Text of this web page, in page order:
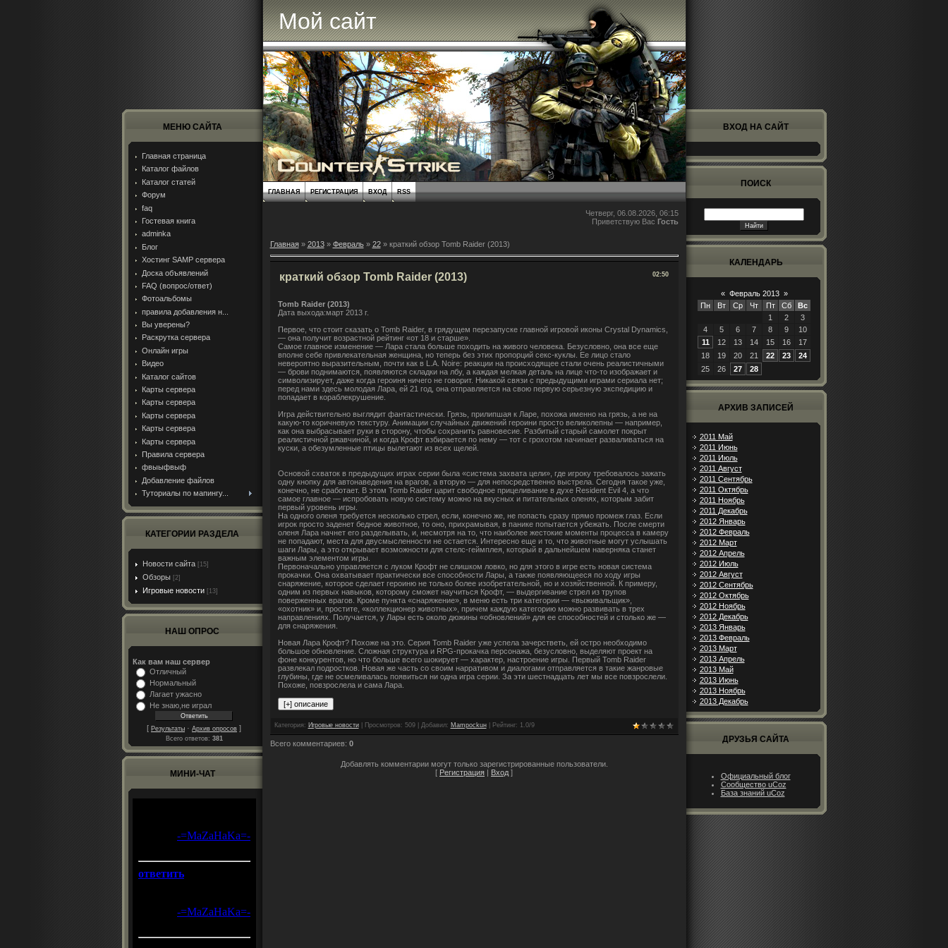
МЕНЮ САЙТА
Главная страница
Каталог файлов
Каталог статей
Форум
faq
Гостевая книга
adminka
Блог
Хостинг SAMP сервера
Доска объявлений
FAQ (вопрос/ответ)
Фотоальбомы
правила добавления н...
Вы уверены?
Раскрутка сервера
Онлайн игры
Видео
Каталог сайтов
Карты сервера
Карты сервера
Карты сервера
Карты сервера
Карты сервера
Правила сервера
фвыыфвыф
Добавление файлов
Туториалы по мапингу...
КАТЕГОРИИ РАЗДЕЛА
Новости сайта [15]
Обзоры [2]
Игровые новости [13]
НАШ ОПРОС
Как вам наш сервер
Отличный
Нормальный
Лагает ужасно
Не знаю,не играл
[ Результаты · Архив опросов ]
Всего ответов: 381
МИНИ-ЧАТ
Мой сайт
ГЛАВНАЯ РЕГИСТРАЦИЯ ВХОД RSS
Четверг, 06.08.2026, 06:15
Приветствую Вас Гость
Главная» 2013 » Февраль » 22» краткий обзор Tomb Raider (2013)
02:50
краткий обзор Tomb Raider (2013)
Tomb Raider (2013)
Дата выхода:март 2013 г.
Первое, что стоит сказать о Tomb Raider, в грядущем перезапуске главной игровой иконы Crystal Dynamics,
— она получит возрастной рейтинг «от 18 и старше».
Самое главное изменение — Лара стала больше походить на живого человека. Безусловно, она все еще
вполне себе привлекательная женщина, но теперь без этих пропорций секс-куклы. Ее лицо стало
невероятно выразительным, почти как в L.A. Noire: реакции на происходящее стали очень реалистичными
— брови поднимаются, появляются складки на лбу, а каждая мелкая деталь на лице что-то изображает и
символизирует, даже когда героиня ничего не говорит. Никакой связи с предыдущими играми сериала нет;
перед нами здесь молодая Лара, ей 21 год, она отправляется на свою первую серьезную экспедицию и
попадает в кораблекрушение.
Игра действительно выглядит фантастически. Грязь, прилипшая к Ларе, похожа именно на грязь, а не на
какую-то коричневую текстуру. Анимации случайных движений героини просто великолепны — например,
как она выбрасывает руки в сторону, чтобы сохранить равновесие. Разбитый старый самолет покрыт
реалистичной ржавчиной, и когда Крофт взбирается по нему — тот с грохотом начинает разваливаться на
куски, а обезумленные птицы вылетают из всех щелей.
Основой схваток в предыдущих играх серии была «система захвата цели», где игроку требовалось зажать
одну кнопку для автонаведения на врагов, а вторую — для непосредственно выстрела. Сегодня такое уже,
конечно, не сработает. В этом Tomb Raider царит свободное прицеливание в духе Resident Evil 4, а что
самое главное — испробовать новую систему можно на вкусных и питательных оленях, которым забит
первый уровень игры.
На одного оленя требуется несколько стрел, если, конечно же, не попасть сразу прямо промеж глаз. Если
игрок просто заденет бедное животное, то оно, прихрамывая, в панике попытается убежать. После смерти
оленя Лара начнет его разделывать, и, несмотря на то, что наиболее жестокие моменты процесса в камеру
не попадают, места для двусмысленности не остается. Интересно еще и то, что животные могут услышать
шаги Лары, а это открывает возможности для стелс-геймплея, который в дальнейшем наверняка станет
важным элементом игры.
Первоначально управляется с луком Крофт не слишком ловко, но для этого в игре есть новая система
прокачки. Она охватывает практически все способности Лары, а также появляющееся по ходу игры
снаряжение, которое сделает героиню не только более изобретательной, но и хозяйственной. К примеру,
одним из первых навыков, которому сможет научиться Крофт, — выдергивание стрел из трупов
поверженных врагов. Кроме пункта «снаряжение», в меню есть три категории — «выживальщик»,
«охотник» и, простите, «коллекционер животных», причем каждую категорию можно развивать в трех
направлениях. Получается, у Лары есть около дюжины «обновлений» для ее способностей и столько же —
для снаряжения.
Новая Лара Крофт? Похоже на это. Серия Tomb Raider уже успела зачерстветь, ей остро необходимо
большое обновление. Сложная структура и RPG-прокачка персонажа, безусловно, выделяют проект на
фоне конкурентов, но что больше всего шокирует — характер, настроение игры. Первый Tomb Raider
развлекал подростков. Новая же часть со своим нарративом и диалогами отправляется в такие жанровые
глубины, где не осмеливалась появиться ни одна игра серии. За эти шестнадцать лет мы все повзрослели.
Похоже, повзрослела и сама Лара.
Категория : Игровые новости| Просмотров: 509| Добавил: Mampockuн Рейтинг: 1.0/9
Всего комментариев: 0
Добавлять комментарии могут только зарегистрированные пользователи.
[ Регистрация | Вход ]
ВХОД НА САЙТ
ПОИСК
КАЛЕНДАРЬ
« Февраль 2013 »
Пн
Вт Ср Чт Пт Сб
Вс
1
2
3
4
5 6 7 8 9
10
11
12 13 14 15 16
17
18
19 20 21 22 23
24
25
26 27 28
АРХИВ ЗАПИСЕЙ
2011 Май
2011 Июнь
2011 Июль
2011 Август
2011 Сентябрь
2011 Октябрь
2011 Ноябрь
2011 Декабрь
2012 Январь
2012 Февраль
2012 Март
2012 Апрель
2012 Июль
2012 Август
2012 Сентябрь
2012 Октябрь
2012 Ноябрь
2012 Декабрь
2013 Январь
2013 Февраль
2013 Март
2013 Апрель
2013 Май
2013 Июнь
2013 Ноябрь
2013 Декабрь
ДРУЗЬЯ САЙТА
Официальный блог
Сообщество uCoz
База знаний uCoz